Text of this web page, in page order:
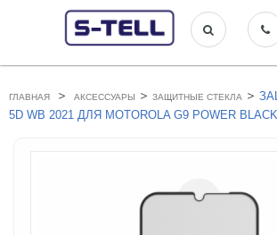
ГЛАВНАЯ > АКСЕССУАРЫ > ЗАЩИТНЫЕ СТЕКЛА >
5D WB 2021 ДЛЯ MOTOROLA G9 POWER BLACK